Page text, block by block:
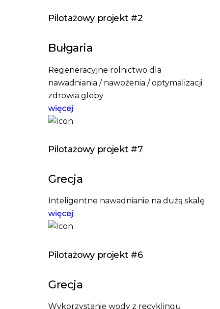
Pilotażowy projekt #2
Bułgaria
Regeneracyjne rolnictwo dla
nawadniania / nawożenia / optymalizacji
zdrowia gleby
więcej
Pilotażowy projekt #7
Grecja
Inteligentne nawadnianie na dużą skalę
więcej
Pilotażowy projekt #6
Grecja
Wykorzystanie wody z recyklingu